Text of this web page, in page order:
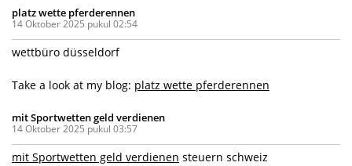
platz wette pferderennen
14 Oktober 2025 pukul 02:54
wettbüro düsseldorf
Take a look at my blog: platz wette pferderennen
mit Sportwetten geld verdienen
14 Oktober 2025 pukul 03:57
mit Sportwetten geld verdienen steuern schweiz